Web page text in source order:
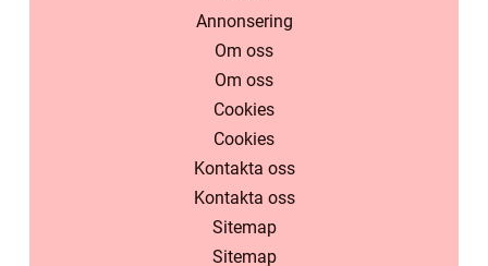
Annonsering
Om oss
Om oss
Cookies
Cookies
Kontakta oss
Kontakta oss
Sitemap
Sitemap